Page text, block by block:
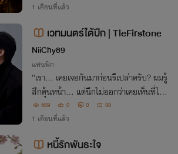
1 เดือนที่แล้ว
เวทมนตร์ใต้ปีก | TleFirstone
NiiChy89
แฟนฟิก
“เรา... เคยเจอกันมาก่อนรึเปล่าครับ? ผมรู้
สึกคุ้นหน้า... แต่นึกไม่ออกว่าเคยเห็นที่ไห
น” “ก็อาจจะเคยเจอ... ที่ไหนสักที่ แต่ถ้าจำไ
ม่ได้ ก็ไม่จำเป็นต้องพยายามนึกหรอกนะ เพ
ราะถึงยังไงต่อจากนี้ไป.
569 0 0 33
1 เดือนที่แล้ว
หนี้รักพันธะใจ